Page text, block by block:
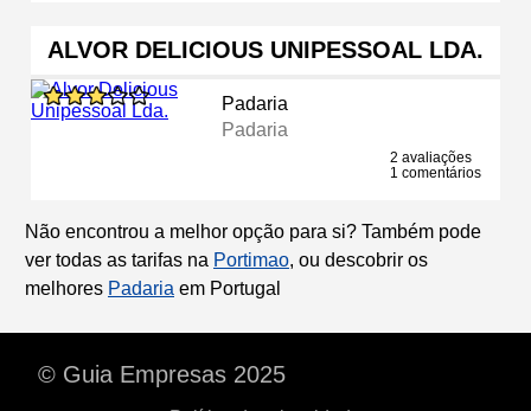
ALVOR DELICIOUS UNIPESSOAL LDA.
Padaria
Padaria
2 avaliações
1 comentários
Não encontrou a melhor opção para si? Também pode
ver todas as tarifas na Portimao, ou descobrir os
melhores Padaria em Portugal
© Guia Empresas 2025